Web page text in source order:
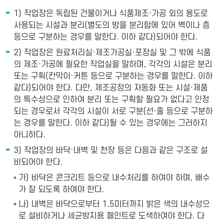
1) 작업장은 독립된 건물이거나 식품제조·가공 외의 용도로
사용되는 시설과 분리(별도의 방을 분리함에 있어 벽이나 층
등으로 구분하는 경우를 말한다. 이하 같다)되어야 한다.
2) 작업장은 원료처리실·제조가공실·포장실 및 그 밖에 식품
의 제조·가공에 필요한 작업실을 말하며, 각각의 시설은 분리
또는 구획(칸막이·커튼 등으로 구분하는 경우를 말한다. 이하
같다)되어야 한다. 다만, 제조공정의 자동화 또는 시설·제품
의 특수성으로 인하여 분리 또는 구획할 필요가 없다고 인정
되는 경우로서 각각의 시설이 서로 구분(선·줄 등으로 구분하
는 경우를 말한다. 이하 같다)될 수 있는 경우에는 그러하지
아니하다.
3) 작업장의 바닥·내벽 및 천장 등은 다음과 같은 구조로 설
비되어야 한다.
가) 바닥은 콘크리트 등으로 내수처리를 하여야 하며, 배수
가 잘 되도록 하여야 한다.
나) 내벽은 바닥으로부터 1.5미터까지 밝은 색의 내수성으
로 설비하거나 세균방지용 페인트로 도색하여야 한다. 다